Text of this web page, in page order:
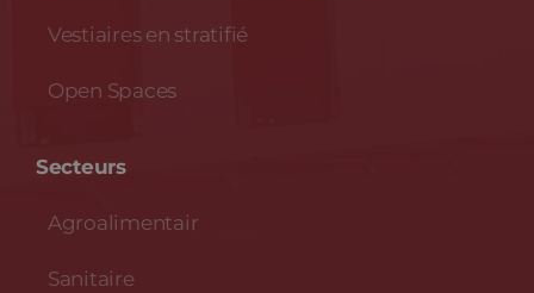
Vestiaires en stratifié
Open Spaces
Secteurs
Agroalimentair
Sanitaire